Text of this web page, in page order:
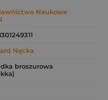
Naukowe
Nęcka
broszurowa